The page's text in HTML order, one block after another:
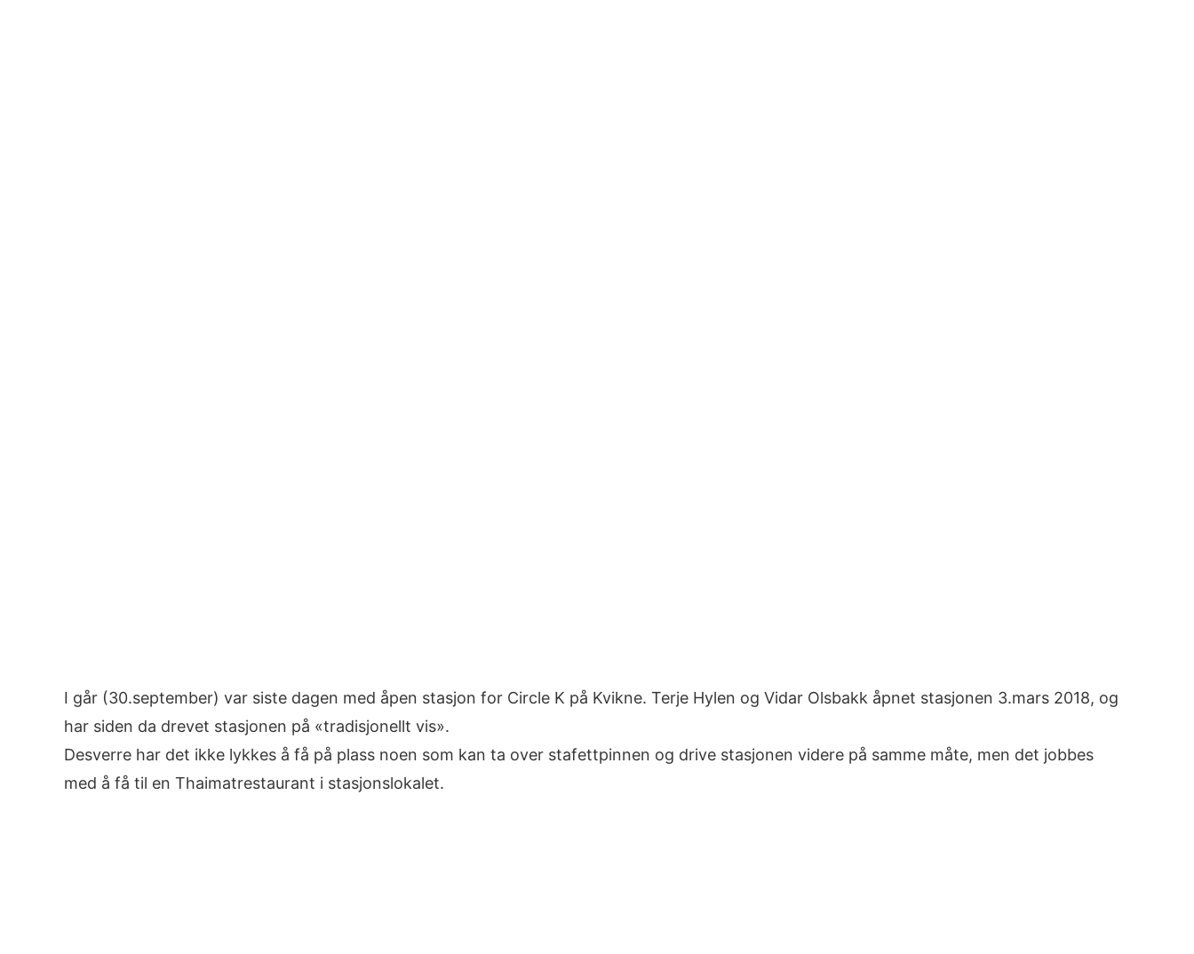
I går (30.september) var siste dagen med åpen stasjon for Circle K på Kvikne. Terje Hylen og Vidar Olsbakk åpnet stasjonen 3.mars 2018, og
har siden da drevet stasjonen på «tradisjonellt vis».
Desverre har det ikke lykkes å få på plass noen som kan ta over stafettpinnen og drive stasjonen videre på samme måte, men det jobbes
med å få til en Thaimatrestaurant i stasjonslokalet.